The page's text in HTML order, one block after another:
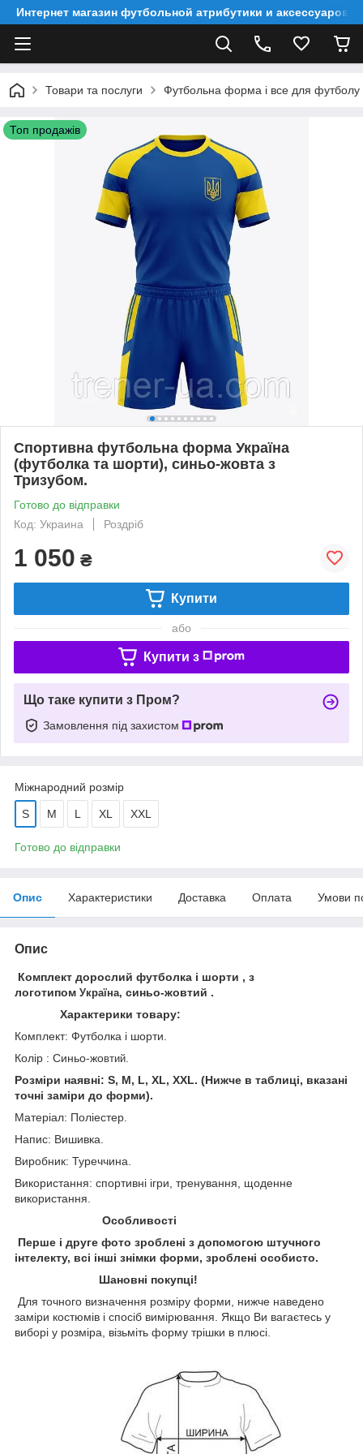
Интернет магазин футбольной атрибутики и аксессуаров
Товари та послуги Футбольна форма і все для футболу
Топ продажів
Спортивна футбольна форма Україна
(футболка та шорти), синьо-жовта з
Тризубом.
Готово до відправки
Код: Украина
Роздріб
1 050 ₴
Купити
або
Купити з
Що таке купити з Пром?
Замовлення під захистом
Міжнародний розмір
S M L XL XXL
Готово до відправки
Опис Характеристики Доставка Оплата Умови
Опис
Комплект дорослий футболка і шорти , з
логотипом Україна, синьо-жовтий .
Характерики товару:
Комплект: Футболка і шорти.
Колір : Синьо-жовтий.
Розміри наявні: S, M, L, XL, XXL. (Нижче в таблиці, вказані
точні заміри до форми).
Матеріал: Поліестер.
Напис: Вишивка.
Виробник: Туреччина.
Використання: спортивні ігри, тренування, щоденне
використання.
Особливості
Перше і друге фото зроблені з допомогою штучного
інтелекту, всі інші знімки форми, зроблені особисто.
Шановні покупці!
Для точного визначення розміру форми, нижче наведено
заміри костюмів і спосіб вимірювання. Якщо Ви вагаєтесь у
виборі у розміра, візьміть форму трішки в плюсі.